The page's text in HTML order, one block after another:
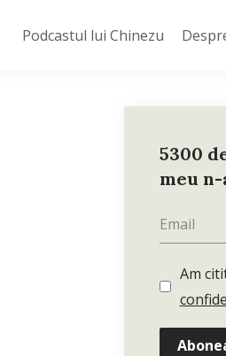
Podcastul lui Chinezu
5300
meu n-
Am